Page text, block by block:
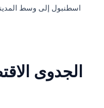
اسطنبول إلى وسط
الجدوى